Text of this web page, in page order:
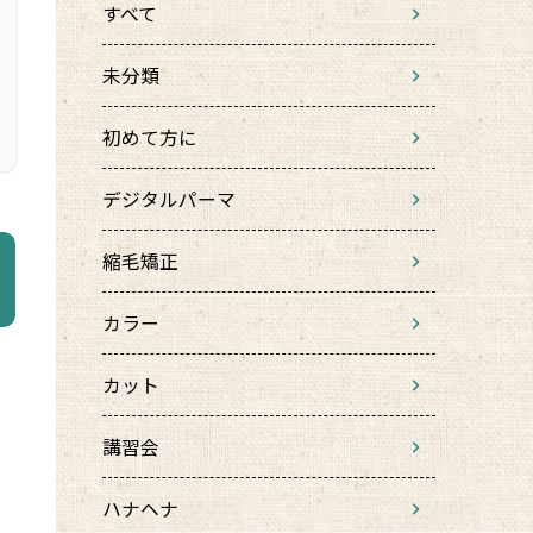
すべて
未分類
初めて方に
デジタルパーマ
縮毛矯正
カラー
カット
講習会
ハナヘナ